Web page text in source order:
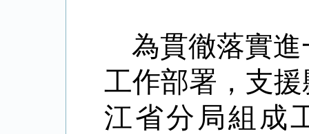
為貫徹落實
工作部署，支
江省分局組成